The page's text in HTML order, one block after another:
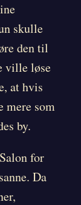
skulle
den til
ville løse
at hvis
mere som
by.
for
Da